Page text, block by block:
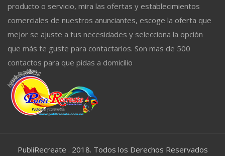
producto o servicio, mira las ofertas y establecimientos
comerciales de nuestros anunciantes, escoge la oferta que
mejor se ajuste a tus necesidades y selecciona la opción
que más te guste para contactarlos. Son mas de 500
contactos para que pidas a domicilio
PubliRecreate . 2018. Todos los Derechos Reservados